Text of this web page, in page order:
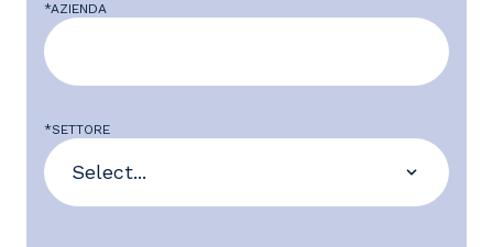
*AZIENDA
*SETTORE